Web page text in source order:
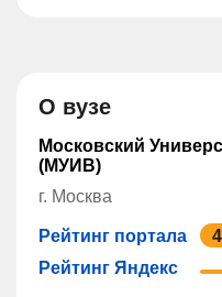
О вузе
Московский
(МУИВ)
г. Москва
Рейтинг портала
Рейтинг Яндекс